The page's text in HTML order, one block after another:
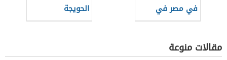
في مصر في
العصر العثماني
الحويجة
مقالات منوعة